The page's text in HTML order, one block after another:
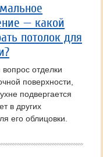
— какой
потолок для
отделки
поверхности,
подвергается
в других
его облицовки.